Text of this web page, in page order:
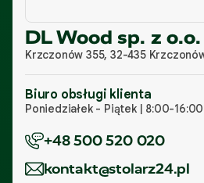
DL Wood sp. z o.o.
Krzczonów 355, 32-435
Biuro obsługi klienta
Poniedziałek - Piątek | 8:00-16:00
+48 500 520 020
kontakt@stolarz24.pl